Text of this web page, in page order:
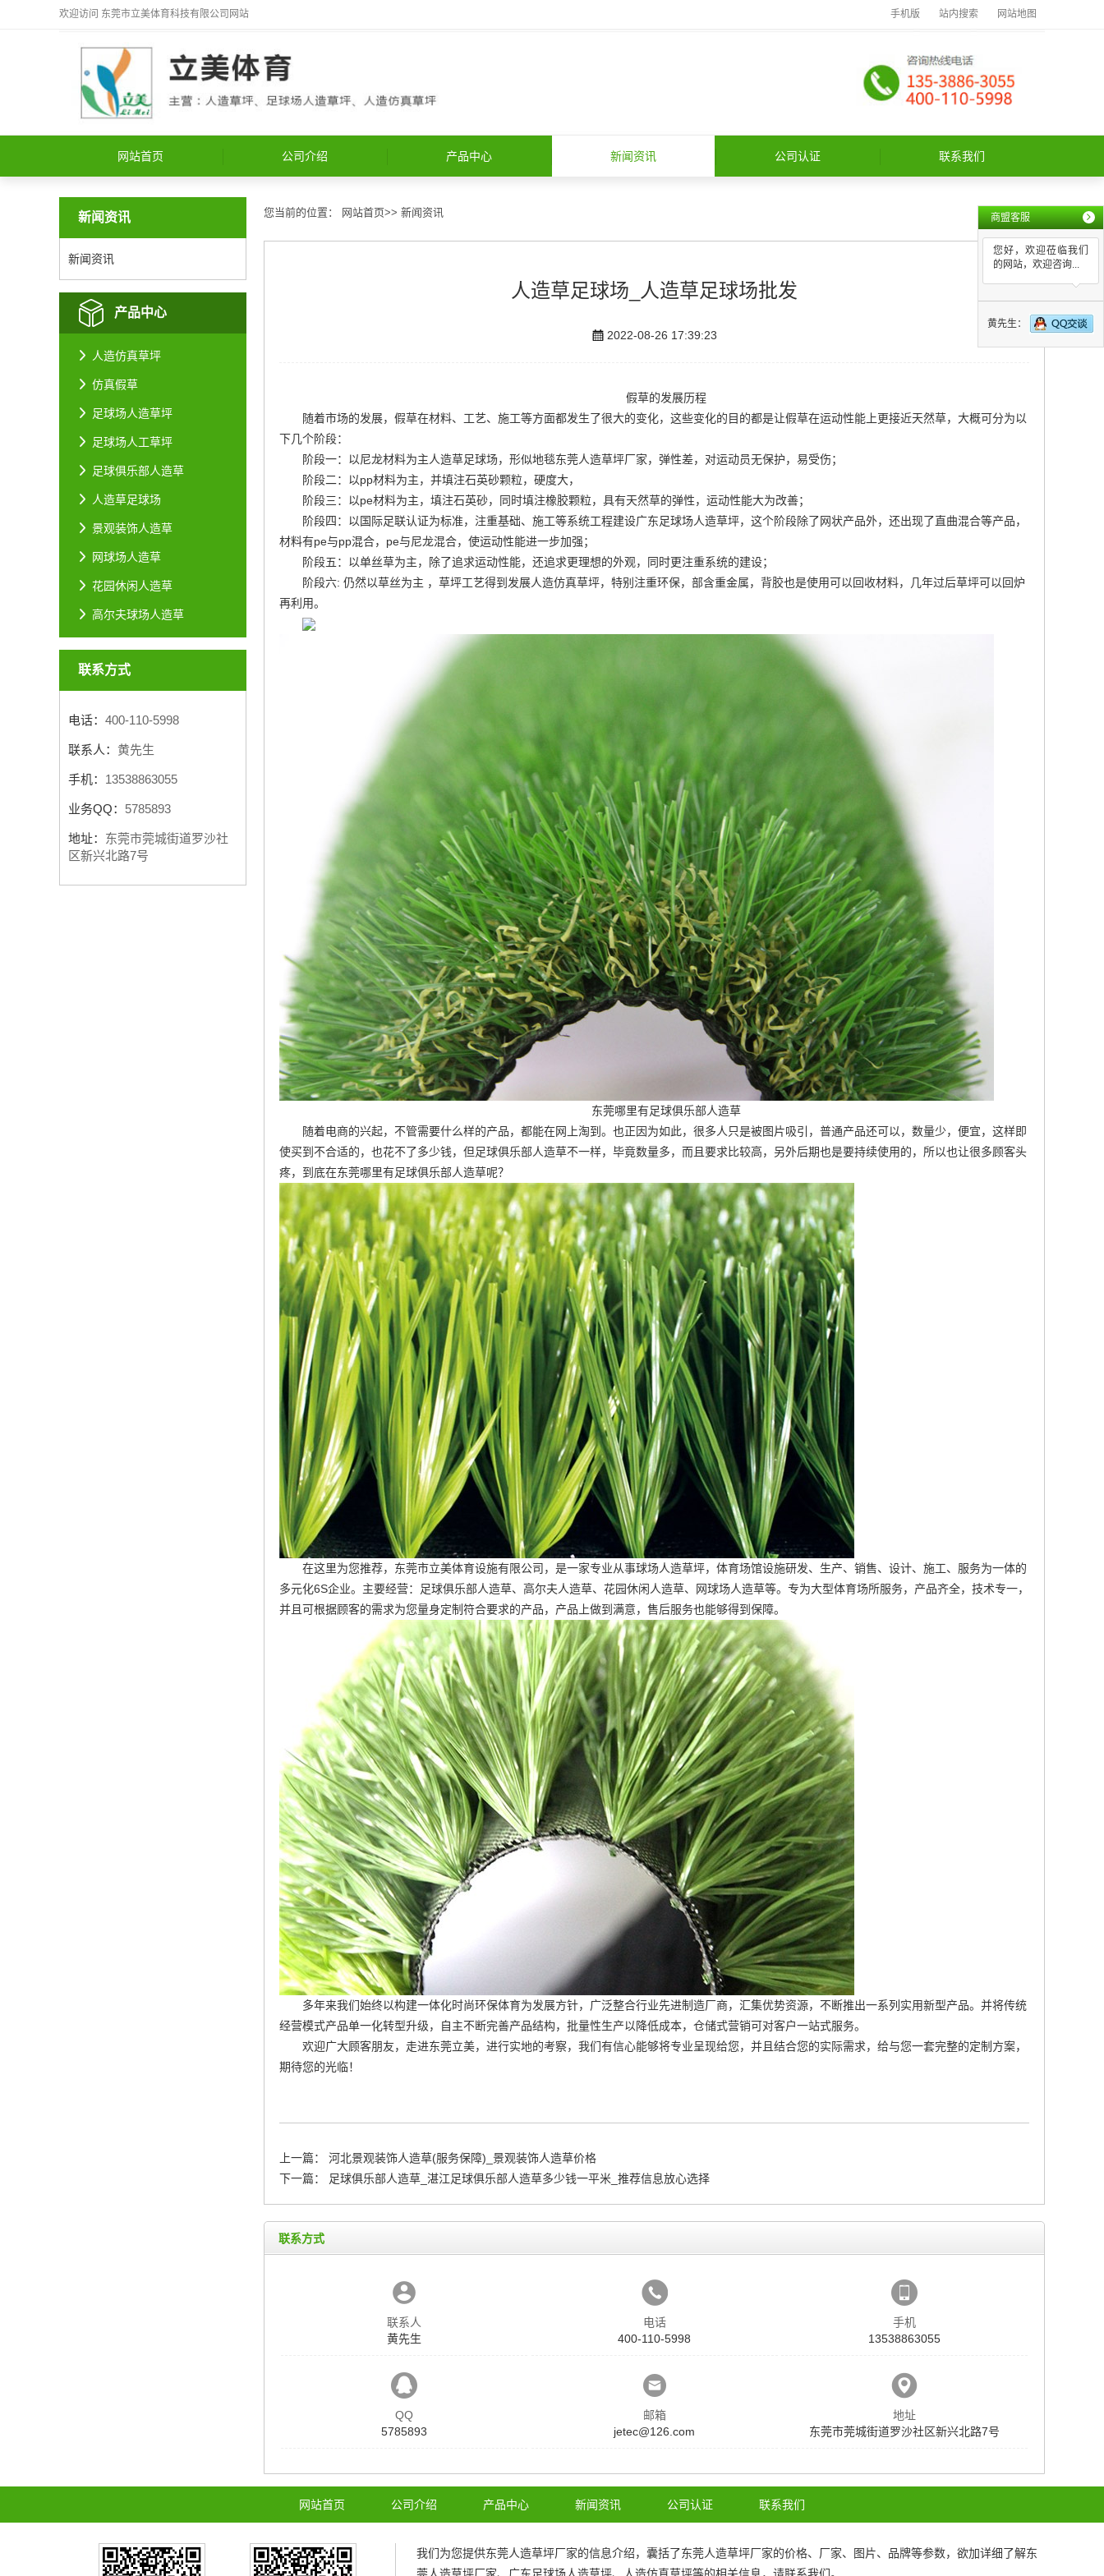
欢迎访问 东莞市立美体育科技有限公司 网站 手机版 站内搜索 网站地图
网站首页 公司介绍 产品中心 新闻资讯 公司认证 联系我们
新闻资讯
新闻资讯
产品中心
人造仿真草坪
仿真假草
足球场人造草坪
足球场人工草坪
足球俱乐部人造草
人造草足球场
景观装饰人造草
网球场人造草
花园休闲人造草
高尔夫球场人造草
联系方式
电话： 400-110-5998
联系人： 黄先生
手机： 13538863055
业务QQ： 5785893
地址： 东莞市莞城街道罗沙社
区新兴北路7号
您当前的位置： 网站首页>> 新闻资讯
人造草足球场_人造草足球场批发
2022-08-26 17:39:23
假草的发展历程
随着市场的发展，假草在材料、工艺、施工等方面都发生了很大的变化，这些变化的目的都是让假草在运动性能上更接近天然草，大概可分为以
下几个阶段：
阶段一：以尼龙材料为主人造草足球场，形似地毯东莞人造草坪厂家，弹性差，对运动员无保护，易受伤；
阶段二：以pp材料为主，并填注石英砂颗粒，硬度大，
阶段三：以pe材料为主，填注石英砂，同时填注橡胶颗粒，具有天然草的弹性，运动性能大为改善；
阶段四：以国际足联认证为标准，注重基础、施工等系统工程建设广东足球场人造草坪，这个阶段除了网状产品外，还出现了直曲混合等产品，
材料有pe与pp混合，pe与尼龙混合，使运动性能进一步加强；
阶段五：以单丝草为主，除了追求运动性能，还追求更理想的外观，同时更注重系统的建设；
阶段六: 仍然以草丝为主 ，草坪工艺得到发展人造仿真草坪，特别注重环保，部含重金属，背胶也是使用可以回收材料，几年过后草坪可以回炉
再利用。
东莞哪里有足球俱乐部人造草
随着电商的兴起，不管需要什么样的产品，都能在网上淘到。也正因为如此，很多人只是被图片吸引，普通产品还可以，数量少，便宜，这样即
使买到不合适的，也花不了多少钱，但足球俱乐部人造草不一样，毕竟数量多，而且要求比较高，另外后期也是要持续使用的，所以也让很多顾客头
疼，到底在东莞哪里有足球俱乐部人造草呢？
在这里为您推荐，东莞市立美体育设施有限公司，是一家专业从事球场人造草坪，体育场馆设施研发、生产、销售、设计、施工、服务为一体的
多元化6S企业。主要经营：足球俱乐部人造草、高尔夫人造草、花园休闲人造草、网球场人造草等。专为大型体育场所服务，产品齐全，技术专一，
并且可根据顾客的需求为您量身定制符合要求的产品，产品上做到满意，售后服务也能够得到保障。
多年来我们始终以构建一体化时尚环保体育为发展方针，广泛整合行业先进制造厂商，汇集优势资源，不断推出一系列实用新型产品。并将传统
经营模式产品单一化转型升级，自主不断完善产品结构，批量性生产以降低成本，仓储式营销可对客户一站式服务。
欢迎广大顾客朋友，走进东莞立美，进行实地的考察，我们有信心能够将专业呈现给您，并且结合您的实际需求，给与您一套完整的定制方案，
期待您的光临！
上一篇：
河北景观装饰人造草(服务保障)_景观装饰人造草价格
下一篇：
足球俱乐部人造草_湛江足球俱乐部人造草多少钱一平米_推荐信息放心选择
联系方式
联系人
黄先生
电话
400-110-5998
手机
13538863055
QQ
5785893
邮箱
jetec@126.com
地址
东莞市莞城街道罗沙社区新兴北路7号
网站首页 公司介绍 产品中心 新闻资讯 公司认证 联系我们
我们为您提供东莞人造草坪厂家的信息介绍，囊括了东莞人造草坪厂家的价格、厂家、图片、品牌等参数，欲加详细了解东
莞人造草坪厂家、 广东足球场人造草坪、 人造仿真草坪等的相关信息，请联系我们。
商盟客服
您好，欢迎莅临我们
的网站，欢迎咨询...
黄先生：